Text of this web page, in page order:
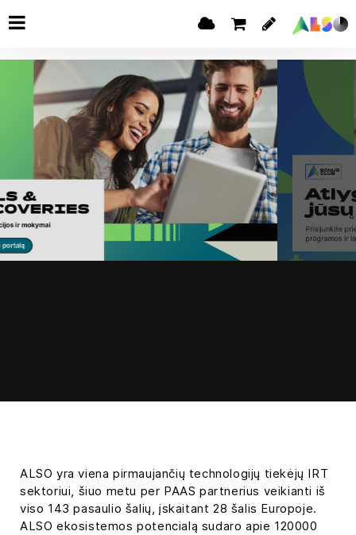
ALSO yra viena pirmaujančių technologijų tiekėjų IRT
sektoriui, šiuo metu per PAAS partnerius veikianti iš
viso 143 pasaulio šalių, įskaitant 28 šalis Europoje.
ALSO ekosistemos potencialą sudaro apie 120000